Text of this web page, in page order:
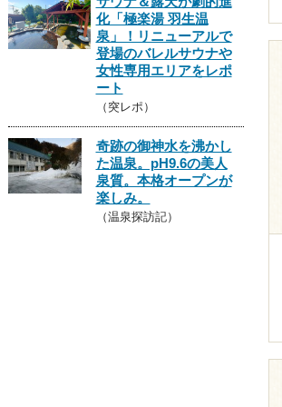
化「極楽湯 羽生温
泉」！リニューアルで
登場のバレルサウナや
女性専用エリアをレポ
ート
（突レポ）
奇跡の御神水を沸かし
た温泉。pH9.6の美人
泉質。本格オープンが
楽しみ。
（温泉探訪記）